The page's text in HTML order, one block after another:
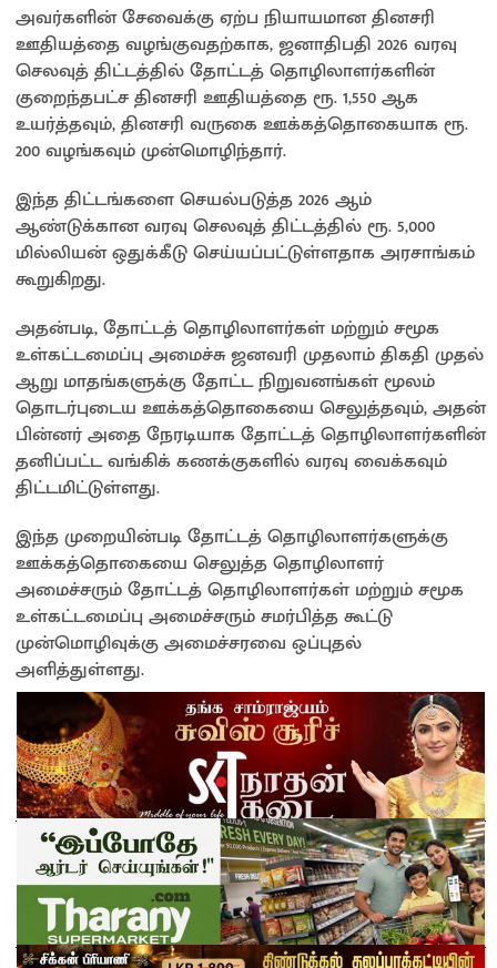
அவர்களின் சேவைக்கு ஏற்ப நியாயமான தினசரி
ஊதியத்தை வழங்குவதற்காக, ஜனாதிபதி 2026 வரவு
செலவுத் திட்டத்தில் தோட்டத் தொழிலாளர்களின்
குறைந்தபட்ச தினசரி ஊதியத்தை ரூ. 1,550 ஆக
உயர்த்தவும், தினசரி வருகை ஊக்கத்தொகையாக ரூ.
200 வழங்கவும் முன்மொழிந்தார்.
இந்த திட்டங்களை செயல்படுத்த 2026 ஆம்
ஆண்டுக்கான வரவு செலவுத் திட்டத்தில் ரூ. 5,000
மில்லியன் ஒதுக்கீடு செய்யப்பட்டுள்ளதாக அரசாங்கம்
கூறுகிறது.
அதன்படி, தோட்டத் தொழிலாளர்கள் மற்றும் சமூக
உள்கட்டமைப்பு அமைச்சு ஜனவரி முதலாம் திகதி முதல்
ஆறு மாதங்களுக்கு தோட்ட நிறுவனங்கள் மூலம்
தொடர்புடைய ஊக்கத்தொகையை செலுத்தவும், அதன்
பின்னர் அதை நேரடியாக தோட்டத் தொழிலாளர்களின்
தனிப்பட்ட வங்கிக் கணக்குகளில் வரவு வைக்கவும்
திட்டமிட்டுள்ளது.
இந்த முறையின்படி தோட்டத் தொழிலாளர்களுக்கு
ஊக்கத்தொகையை செலுத்த தொழிலாளர்
அமைச்சரும் தோட்டத் தொழிலாளர்கள் மற்றும் சமூக
உள்கட்டமைப்பு அமைச்சரும் சமர்பித்த கூட்டு
முன்மொழிவுக்கு அமைச்சரவை ஒப்புதல்
அளித்துள்ளது.